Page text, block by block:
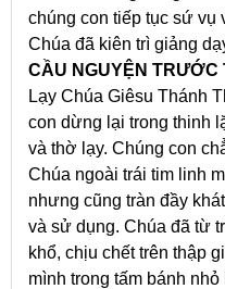
chúng con tiếp tục sứ vụ
Chúa đã kiên trì giảng
CẦU NGUYỆN TRƯỚC
Lạy Chúa Giêsu Thánh
con dừng lại trong thinh
và thờ lạy. Chúng con
Chúa ngoài trái tim linh
nhưng cũng tràn đầy
và sử dụng. Chúa đã từ
khổ, chịu chết trên thập
mình trong tấm bánh